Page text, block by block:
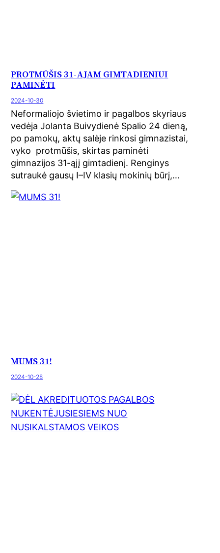
PROTMŪŠIS 31-AJAM GIMTADIENIUI
PAMINĖTI
2024-10-30
Neformaliojo švietimo ir pagalbos skyriaus
vedėja Jolanta Buivydienė Spalio 24 dieną,
po pamokų, aktų salėje rinkosi gimnazistai,
vyko protmūšis, skirtas paminėti
gimnazijos 31-ąjį gimtadienį. Renginys
sutraukė gausų I–IV klasių mokinių būrį,…
MUMS 31!
2024-10-28